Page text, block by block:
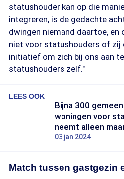
statushouder kan op die
integreren, is de gedachte
dwingen niemand daartoe, en
niet voor statushouders of zij
initiatief om zich bij ons aan
statushouders zelf."
LEES OOK
Bijna 300
woningen voor
neemt alleen
03 jan 2024
Match tussen gastgezin